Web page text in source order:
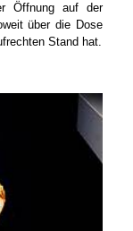
Öffnung auf der
über die Dose
Stand hat.